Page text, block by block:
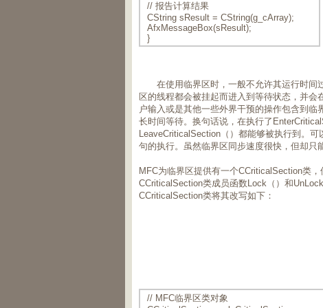
// 报告计算结果
CString sResult = CString(g_cArray);
AfxMessageBox(sResult);
}
在使用临界区时，一般不允许其运行时间
区的线程都会被挂起而进入到等待状态，并
户输入或是其他一些外界干预的操作包含到
长时间等待。换句话说，在执行了
LeaveCriticalSection（）都能够被执行到。
句的执行。虽然临界区同步速度很快，但却只
MFC为临界区提供有一个CCriticalSection类
CCriticalSection类成员函数Lock（）和
CCriticalSection类将其改写如下：
// MFC临界区类对象